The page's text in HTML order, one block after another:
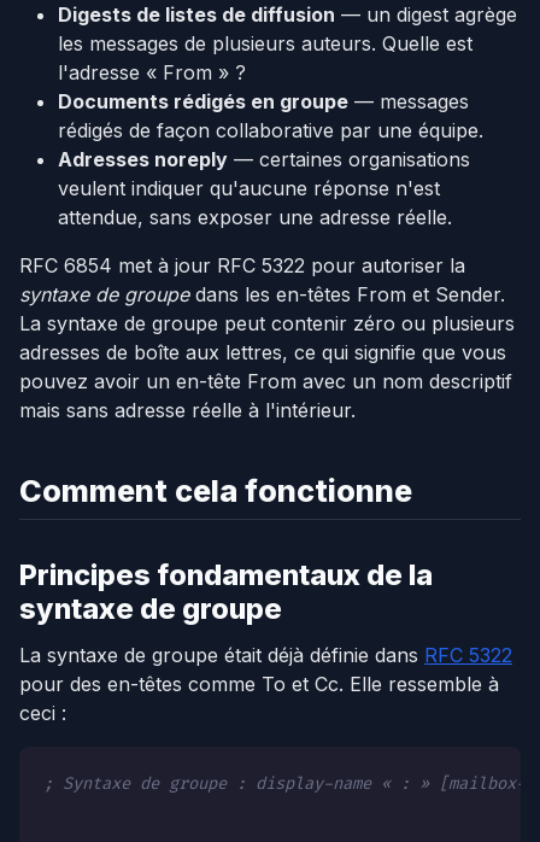
Digests de listes de diffusion — un digest agrège
les messages de plusieurs auteurs. Quelle est
l'adresse « From » ?
Documents rédigés en groupe — messages
rédigés de façon collaborative par une équipe.
Adresses noreply — certaines organisations
veulent indiquer qu'aucune réponse n'est
attendue, sans exposer une adresse réelle.
RFC 6854 met à jour RFC 5322 pour autoriser la
syntaxe de groupedans les en-têtes From et Sender.
La syntaxe de groupe peut contenir zéro ou plusieurs
adresses de boîte aux lettres, ce qui signifie que vous
pouvez avoir un en-tête From avec un nom descriptif
mais sans adresse réelle à l'intérieur.
Comment cela fonctionne
Principes fondamentaux de la
syntaxe de groupe
La syntaxe de groupe était déjà définie dans RFC 5322
pour des en-têtes comme To et Cc. Elle ressemble à
ceci :
; Syntaxe de groupe : display-name « : »